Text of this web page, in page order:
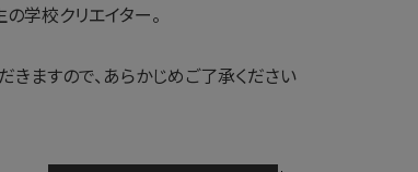
学校クリエイター。
ますので、あらかじめご了承ください